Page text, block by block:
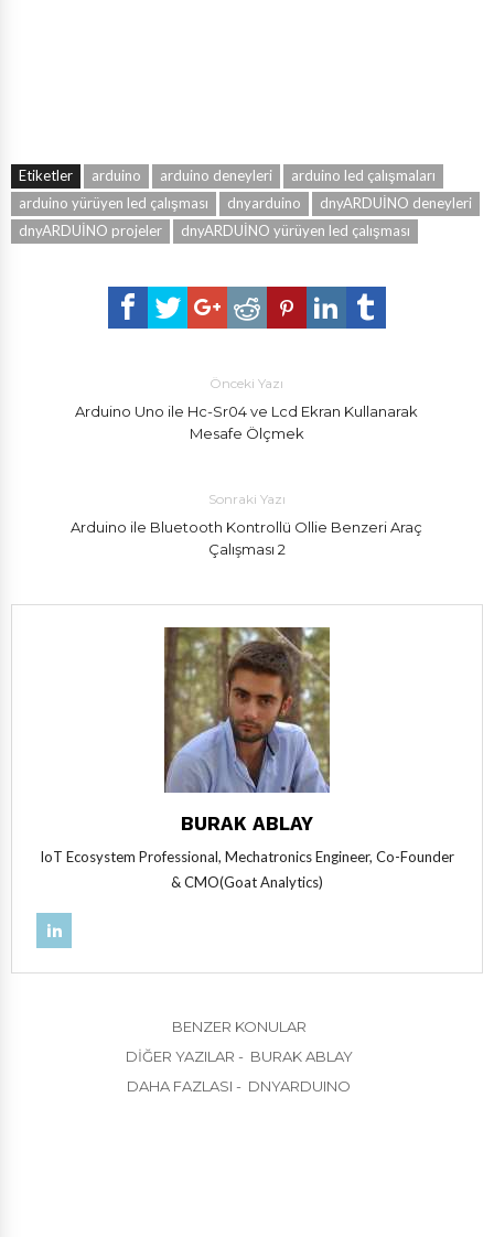
Etiketler arduino arduino deneyleri
arduino led çalışmaları
arduino yürüyen led çalışması
dnyarduino
dnyARDUİNO deneyleri
dnyARDUİNO projeler
dnyARDUİNO yürüyen led çalışması
Önceki Yazı
Arduino Uno ile Hc-Sr04 ve Lcd Ekran Kullanarak
Mesafe Ölçmek
Sonraki Yazı
Arduino ile Bluetooth Kontrollü Ollie Benzeri Araç
Çalışması 2
BURAK ABLAY
IoT Ecosystem Professional, Mechatronics Engineer, Co-Founder
& CMO(Goat Analytics)
BENZER KONULAR
DIĞER YAZILAR - BURAK ABLAY
DAHA FAZLASI - DNYARDUINO